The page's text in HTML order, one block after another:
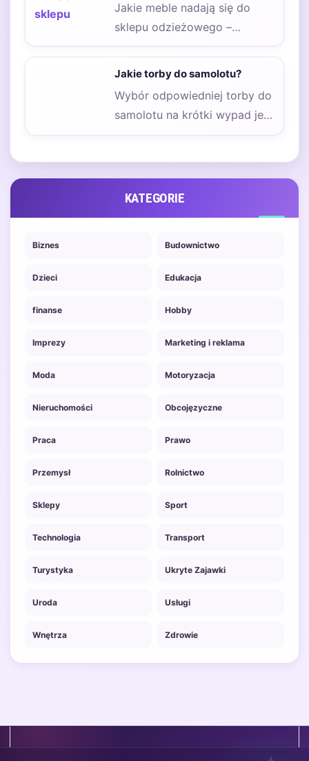
Jakie meble nadają się do
sklepu odzieżowego –
odpowiednie wyposażenie
sklepu odzieżowego jest
Jakie torby do samolotu?
Wybór odpowiedniej torby do
samolotu na krótki wypad jest
kluczowy, aby zapewnić sobie
KATEGORIE
Biznes Budownictwo
Dzieci Edukacja
finanse Hobby
Imprezy Marketing i reklama
Moda Motoryzacja
Nieruchomości Obcojęzyczne
Praca Prawo
Przemysł Rolnictwo
Sklepy Sport
Technologia Transport
Turystyka Ukryte Zajawki
Uroda Usługi
Wnętrza Zdrowie